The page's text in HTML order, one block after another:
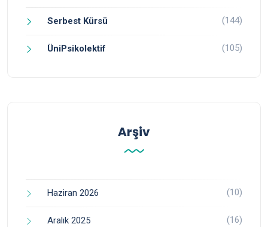
Serbest Kürsü (144)
ÜniPsikolektif (105)
Arşiv
Haziran 2026 (10)
Aralık 2025 (16)